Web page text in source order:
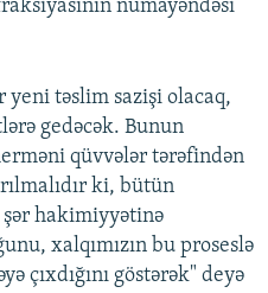
nümayəndəsi
yeni təslim sazişi olacaq,
gedəcək. Bunun
qüvvələr tərəfindən
ki, bütün
hakimiyyətinə
xalqımızın bu proseslə
çıxdığını göstərək" deyə